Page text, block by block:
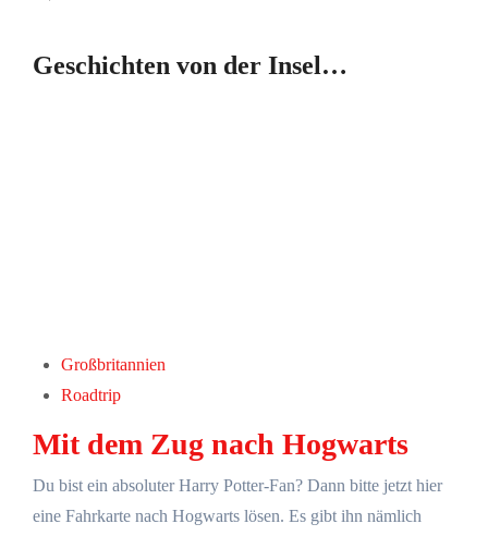
Geschichten von der Insel…
Großbritannien
Roadtrip
Mit dem Zug nach Hogwarts
Du bist ein absoluter Harry Potter-Fan? Dann bitte jetzt hier
eine Fahrkarte nach Hogwarts lösen. Es gibt ihn nämlich